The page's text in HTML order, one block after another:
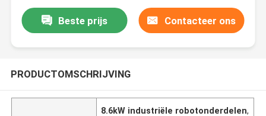
Beste prijs Contacteer ons
PRODUCTOMSCHRIJVING
8.6kW industriële robotonderdelen,